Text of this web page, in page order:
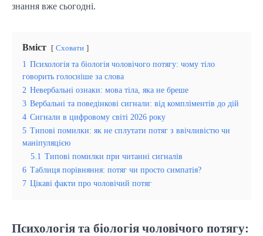
знання вже сьогодні.
Вміст Сховати
1 Психологія та біологія чоловічого потягу: чому тіло
говорить голосніше за слова
2 Невербальні ознаки: мова тіла, яка не бреше
3 Вербальні та поведінкові сигнали: від компліментів до дій
4 Сигнали в цифровому світі 2026 року
5 Типові помилки: як не сплутати потяг з ввічливістю чи
маніпуляцією
5.1 Типові помилки при читанні сигналів
6 Таблиця порівняння: потяг чи просто симпатія?
7 Цікаві факти про чоловічий потяг
Психологія та біологія чоловічого потягу: